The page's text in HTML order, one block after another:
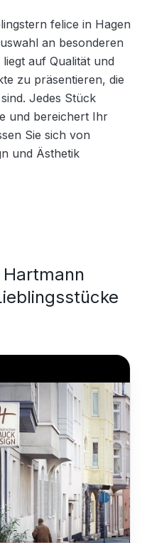
felice in Hagen
an besonderen
auf Qualität und
zu präsentieren, die
Jedes Stück
und bereichert Ihr
Sie sich von
und Ästhetik